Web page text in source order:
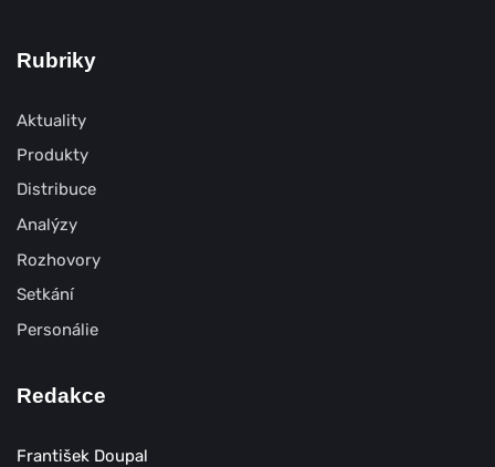
Rubriky
Aktuality
Produkty
Distribuce
Analýzy
Rozhovory
Setkání
Personálie
Redakce
František Doupal